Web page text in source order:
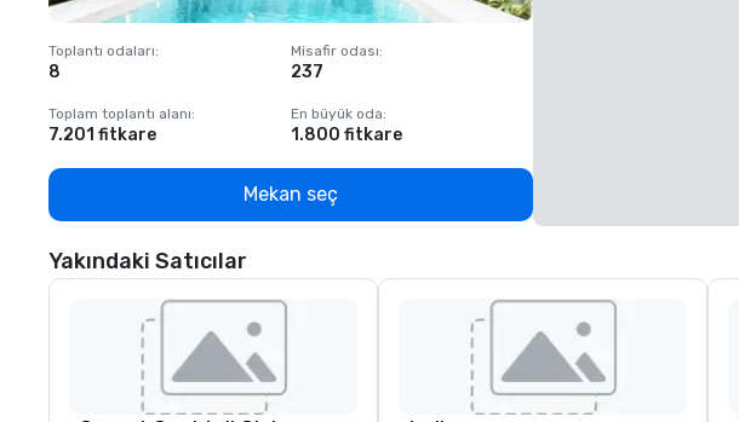
Toplantı odaları:
8
Misafir odası:
237
Toplam toplantı alanı:
7.201 fitkare
En büyük oda:
1.800 fitkare
Mekan seç
Yakındaki Satıcılar